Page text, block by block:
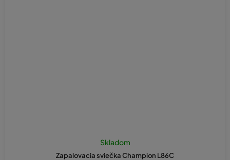
Zapalovacia sviečka Champion L86C
Skladom